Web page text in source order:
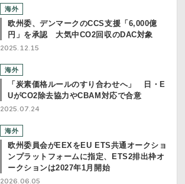
海外
欧州委、デンマークのCCS支援「6,000億
円」を承認 大気中CO2回収のDAC対象
2025.12.15
海外
「炭素価格ルールのすり合わせへ」 日・E
UがCO2除去協力やCBAM対応で合意
2025.07.24
海外
欧州委員会がEEXをEU ETS共通オークショ
ンプラットフォームに指定、ETS2排出枠オ
ークションは2027年1月開始
2026.06.05